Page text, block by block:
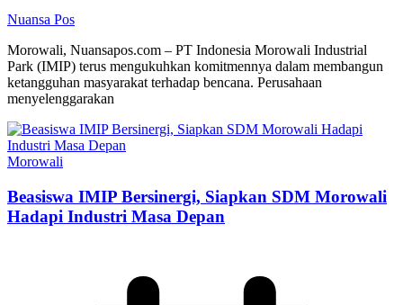
Nuansa Pos
Morowali, Nuansapos.com – PT Indonesia Morowali Industrial
Park (IMIP) terus mengukuhkan komitmennya dalam membangun
ketangguhan masyarakat terhadap bencana. Perusahaan
menyelenggarakan
Morowali
Beasiswa IMIP Bersinergi, Siapkan SDM Morowali
Hadapi Industri Masa Depan